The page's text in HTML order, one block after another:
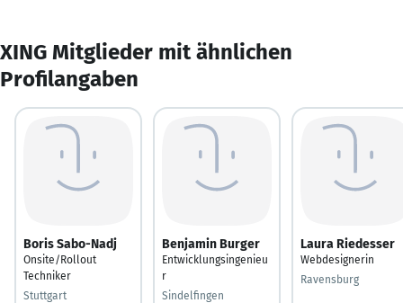
XING Mitglieder mit ähnlichen
Profilangaben
Boris Sabo-Nadj
Onsite/Rollout
Techniker
Stuttgart
Benjamin Burger
Entwicklungsingenieu
r
Sindelfingen
Laura Riedesser
Webdesignerin
Ravensburg